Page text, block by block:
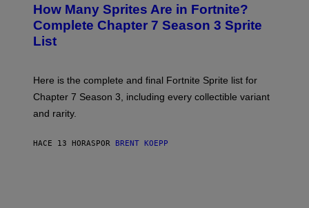
)R
A
/
G
Y
I
M
A
S
E
N
S
E
P
C
M
How Many Sprites Are in Fortnite?
Complete Chapter 7 Season 3 Sprite
List
Here is the complete and final Fortnite Sprite list for
Chapter 7 Season 3, including every collectible variant
and rarity.
HACE 13 HORAS POR BRENT KOEPP